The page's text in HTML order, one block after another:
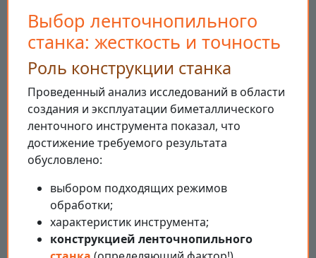
Выбор ленточнопильного
станка: жесткость и точность
Роль конструкции станка
Проведенный анализ исследований в области
создания и эксплуатации биметаллического
ленточного инструмента показал, что
достижение требуемого результата
обусловлено:
выбором подходящих режимов
обработки;
характеристик инструмента;
конструкцией ленточнопильного